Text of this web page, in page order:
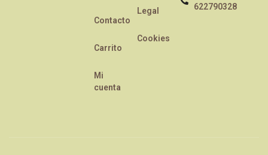
Contacto
Carrito
Mi
cuenta
Legal
Cookies
622790328